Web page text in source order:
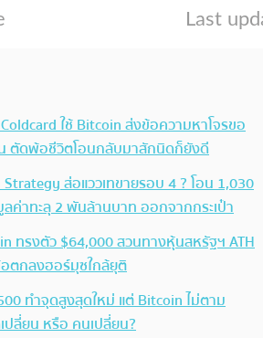
ใช้ Bitcoin ส่งข้อความหาโจรขอ
ตัดพ้อชีวิตโอนกลับมาสักนิดก็ยังดี
ส่อแววเทขายรอบ 4 ? โอน 1,030
ลค่าทะลุ 2 พันล้านบาท ออกจากกระเป๋า
ทรงตัว $64,000 สวนทางหุ้นสหรัฐฯ ATH
ตกลงฮอร์มุซใกล้ยุติ
ทำจุดสูงสุดใหม่ แต่ Bitcoin ไม่ตาม
ปลี่ยน หรือ คนเปลี่ยน?